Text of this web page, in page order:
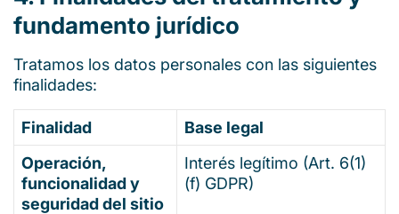
fundamento jurídico
Tratamos los datos personales con las siguientes
finalidades:
Finalidad
Base legal
Operación,
funcionalidad y
seguridad del sitio
Interés legítimo (Art. 6(1)
(f) GDPR)